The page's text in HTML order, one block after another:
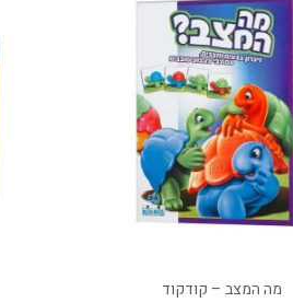
מה המצב – קודקוד